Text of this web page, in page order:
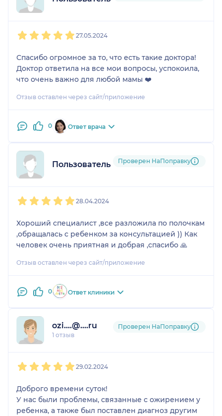
27.05.2024
Спасибо огромное за то, что есть такие доктора!
Доктор ответила на все мои вопросы, успокоила,
что очень важно для любой мамы ❤️
Отзыв оставлен через сайт/приложение
0 Ответ врача
Пользователь НаПоправку
Проверен НаПоправку
28.04.2024
Хороший специалист ,все разложила по полочкам
,обращалась с ребенком за консультацией )) Как
человек очень приятная и добрая ,спасибо 🙏
Отзыв оставлен через сайт/приложение
0 Ответ клиники
ozi....@....ru
1 отзыв
Проверен НаПоправку
29.02.2024
Доброго времени суток!
У нас были проблемы, связанные с ожирением у
ребенка, а также был поставлен диагноз другим